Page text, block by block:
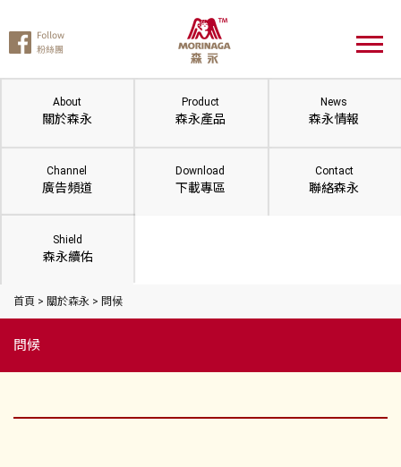
About
關於森永
Product
森永產品
News
森永情報
Channel
廣告頻道
Download
下載專區
Contact
聯絡森永
Shield
森永續佑
首頁 > 關於森永 > 問候
問候